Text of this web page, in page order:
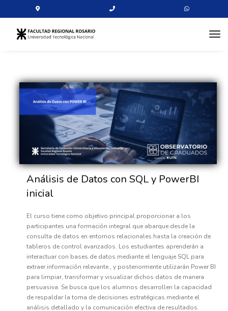
Análisis de Datos con SQL y PowerBI
inicial
El curso tiene como objetivo principal proporcionar a los
participantes una formación integral que abarque desde la
consulta de datos en entornos relacionales hasta la creación de
tableros de control avanzados. Los estudiantes aprenderán a
interactuar con bases de datos mediante el lenguaje SQL para
extraer información relevante , y posteriormente utilizarán Power BI
para limpiar, transformar y visualizar dichos datos de manera
persuasiva. Se busca que los alumnos desarrollen la capacidad
de respaldar la toma de decisiones estratégicas mediante el
análisis detallado y la comunicación efectiva de resultados.